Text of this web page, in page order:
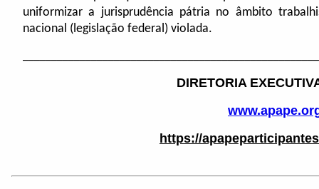
uniformizar a jurisprudência pátria no âmbito
nacional (legislação federal) violada.
DIRETORIA
https://